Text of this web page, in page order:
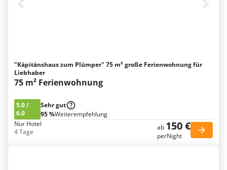
"Käpitänshaus zum Plümper" 75 m² große Ferienwohnung für
Liebhaber
75 m² Ferienwohnung
5.0/
6.0
Sehr gut
95 %Weiterempfehlung
Nur Hotel
4 Tage
ab 150 €
perNight